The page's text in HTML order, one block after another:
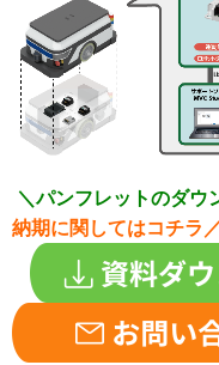
＼パンフレットのダウ
納期に関してはコチラ